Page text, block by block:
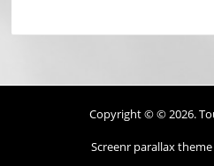
Copyright © © 2026.
Screenr parallax theme